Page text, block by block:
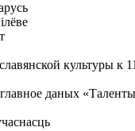
культуры
даных